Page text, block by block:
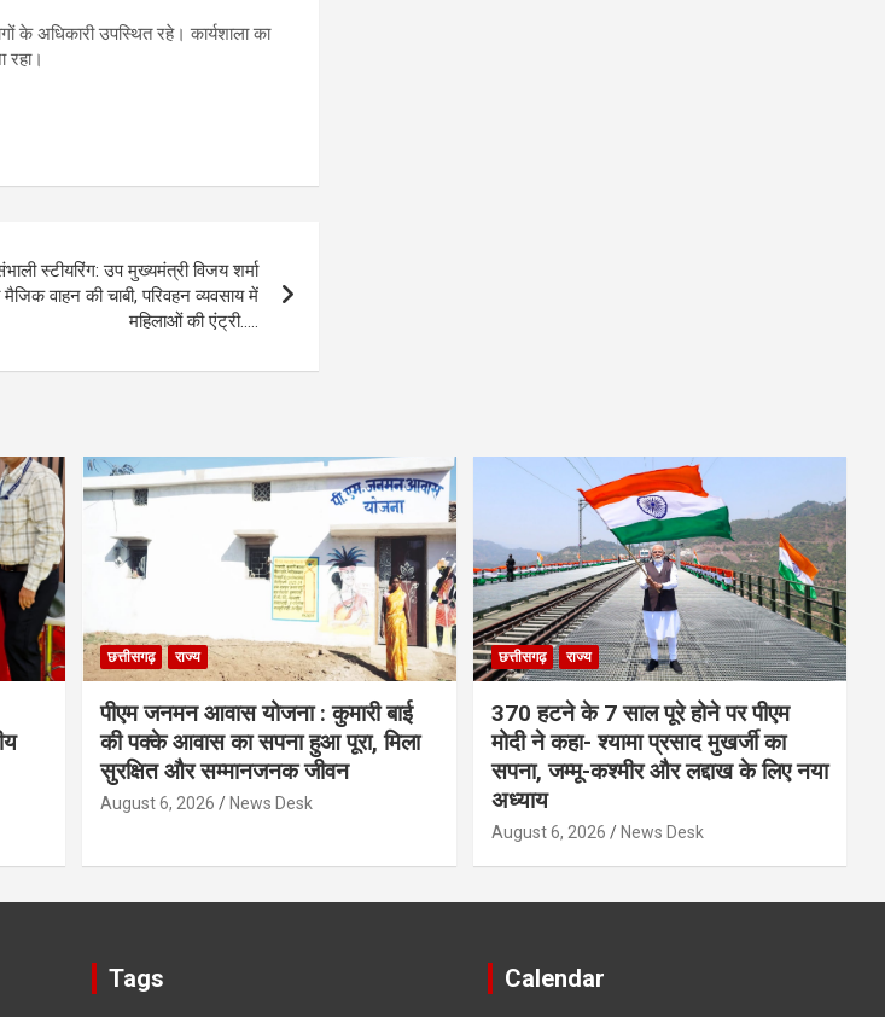
के अधिकारी उपस्थित रहे। कार्यशाला का
रहा।
स्टीयरिंग: उप मुख्यमंत्री विजय शर्मा
वाहन की चाबी, परिवहन व्यवसाय में
महिलाओं की एंट्री…..
छत्तीसगढ़ राज्य
पीएम जनमन आवास योजना : कुमारी बाई
की पक्के आवास का सपना हुआ पूरा, मिला
सुरक्षित और सम्मानजनक जीवन
August 6, 2026 News Desk
छत्तीसगढ़ राज्य
370 हटने के 7 साल पूरे होने पर पीएम
मोदी ने कहा- श्यामा प्रसाद मुखर्जी का
सपना, जम्मू-कश्मीर और लद्दाख के लिए नया
अध्याय
August 6, 2026 News Desk
Tags Calendar